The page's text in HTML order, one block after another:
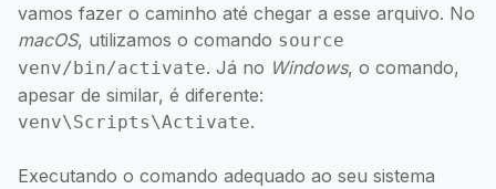
vamos fazer o caminho até chegar a esse arquivo. No
macOS, utilizamos o comando source
venv/bin/activate. Já no Windows, o comando,
apesar de similar, é diferente:
venv\Scripts\Activate.
Executando o comando adequado ao seu sistema